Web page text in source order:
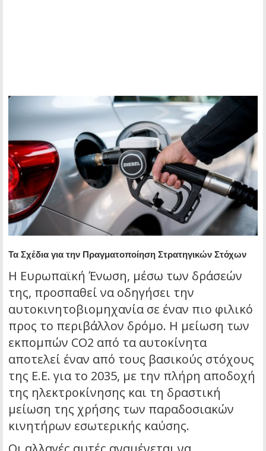
Τα Σχέδια για την Πραγματοποίηση Στρατηγικών Στόχων
Η Ευρωπαϊκή Ένωση, μέσω των δράσεών
της, προσπαθεί να οδηγήσει την
αυτοκινητοβιομηχανία σε έναν πιο φιλικό
προς το περιβάλλον δρόμο. Η μείωση των
εκπομπών CO2 από τα αυτοκίνητα
αποτελεί έναν από τους βασικούς στόχους
της Ε.Ε. για το 2035, με την πλήρη αποδοχή
της ηλεκτροκίνησης και τη δραστική
μείωση της χρήσης των παραδοσιακών
κινητήρων εσωτερικής καύσης.